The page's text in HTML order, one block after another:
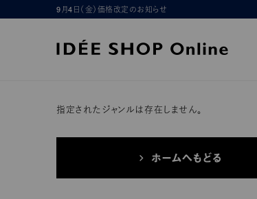
9月4日（金）価格改定のお知らせ
指定されたジャンルは存在しません。